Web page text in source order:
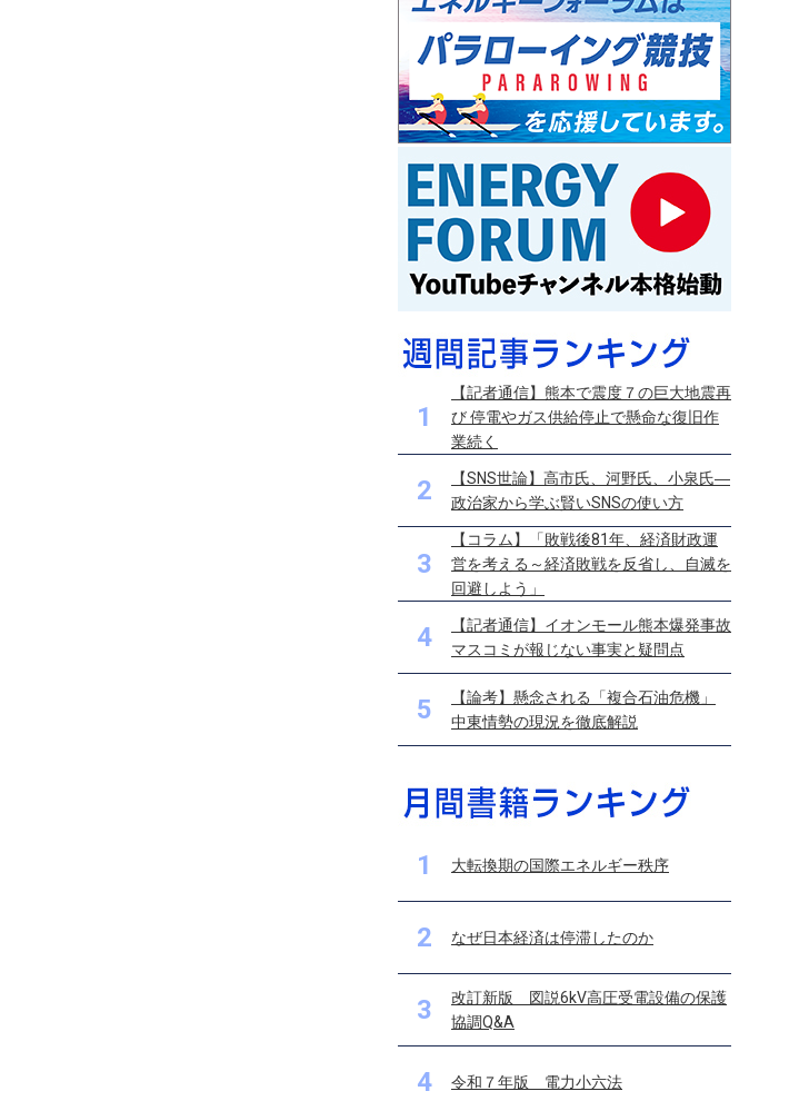
1
【記者通信】熊本で震度７の巨大地震再
び 停電やガス供給停止で懸命な復旧作
業続く
2
【SNS世論】高市氏、河野氏、小泉氏―
政治家から学ぶ賢いSNSの使い方
3
【コラム】「敗戦後81年、経済財政運
営を考える～経済敗戦を反省し、自滅を
回避しよう」
4
【記者通信】イオンモール熊本爆発事故
マスコミが報じない事実と疑問点
5
【論考】懸念される「複合石油危機」
中東情勢の現況を徹底解説
1 大転換期の国際エネルギー秩序
2 なぜ日本経済は停滞したのか
3
改訂新版 図説6kV高圧受電設備の保護
協調Q&A
4 令和７年版 電力小六法